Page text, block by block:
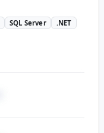
SQL Server .NET